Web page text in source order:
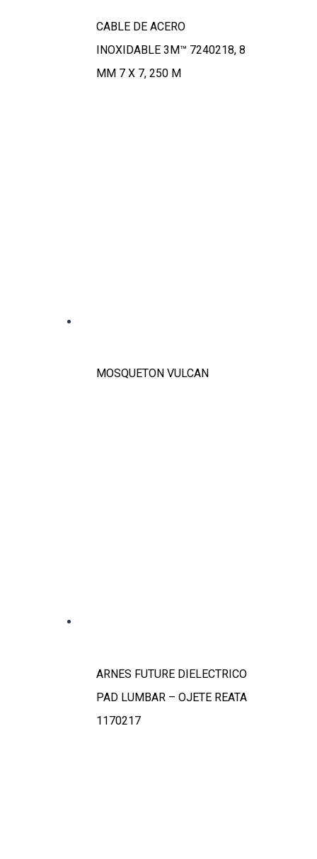
CABLE DE ACERO
INOXIDABLE 3M™ 7240218, 8
MM 7 X 7, 250 M
MOSQUETON VULCAN
ARNES FUTURE DIELECTRICO
PAD LUMBAR – OJETE REATA
1170217